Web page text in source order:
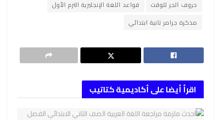
حروف الجر للوقت
قواعد اللغة الإنجليزية الترم الأول
مذكرة جرامر تانية ابتدائي
اقرأ أيضا على أكاديمية كتاتيب